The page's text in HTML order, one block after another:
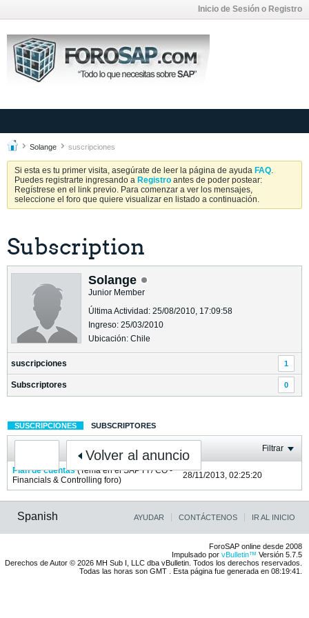
Inicio de Sesión o Registro
Solange suscripciones
Si esta es tu primer visita, asegúrate de leer la página de ayuda FAQ.
Puedes registrarte ingresando a Registro antes de poder postear:
Regístrese en el link previo. Para comenzar a ver los mensajes,
seleccione el foro que quiere visualizar en listado a continuación.
Subscription
Solange
Junior Member
Última Actividad: 25/08/2010, 17:09:58
Ingreso: 25/03/2010
Ubicación: Chile
suscripciones 1
Subscriptores 0
SUSCRIPCIONES SUBSCRIPTORES
Volver al anuncio Filtrar
Plan de cuentas (Tema en elSAP FI / CO -
Financials & Controlling foro) 28/11/2013, 02:25:20
Spanish AYUDAR CONTÁCTENOS IR AL INICIO
ForoSAP online desde 2008
Impulsado por vBulletin™ Versión 5.7.5
Derechos de Autor © 2026 MH Sub I, LLC dba vBulletin. Todos los derechos reservados.
Todas las horas son GMT . Esta página fue generada en 08:19:41.